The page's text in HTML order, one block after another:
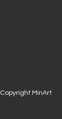
Copyright MinArt